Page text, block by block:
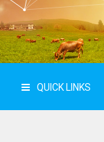
QUICK LINKS